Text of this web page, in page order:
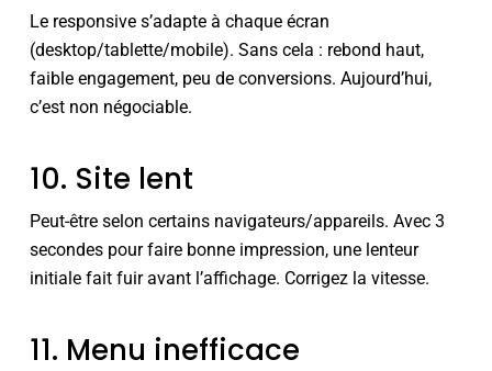
Le responsive s’adapte à chaque écran
(desktop/tablette/mobile). Sans cela : rebond haut,
faible engagement, peu de conversions. Aujourd’hui,
c’est non négociable.
10. Site lent
Peut-être selon certains navigateurs/appareils. Avec 3
secondes pour faire bonne impression, une lenteur
initiale fait fuir avant l’affichage. Corrigez la vitesse.
11. Menu inefficace